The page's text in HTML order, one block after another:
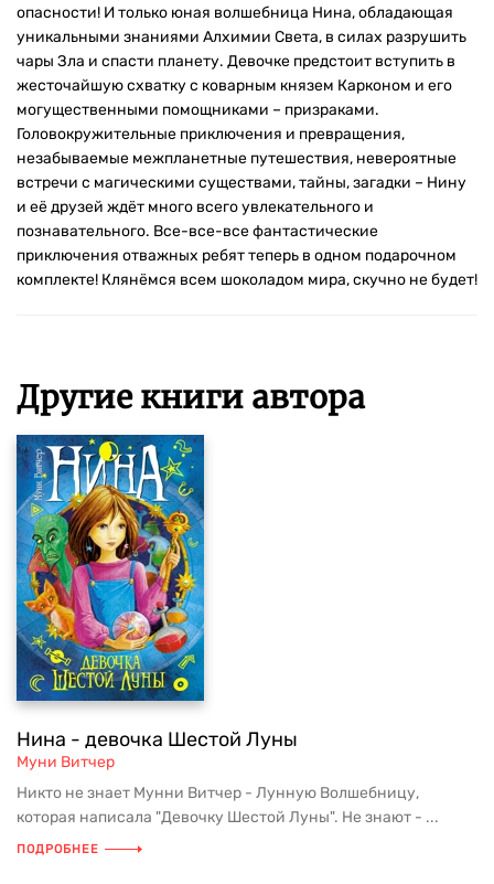
опасности! И только юная волшебница Нина, обладающая
уникальными знаниями Алхимии Света, в силах разрушить
чары Зла и спасти планету. Девочке предстоит вступить в
жесточайшую схватку с коварным князем Карконом и его
могущественными помощниками – призраками.
Головокружительные приключения и превращения,
незабываемые межпланетные путешествия, невероятные
встречи с магическими существами, тайны, загадки – Нину
и её друзей ждёт много всего увлекательного и
познавательного. Все-все-все фантастические
приключения отважных ребят теперь в одном подарочном
комплекте! Клянёмся всем шоколадом мира, скучно не будет!
Другие книги автора
Нина - девочка Шестой Луны
Муни Витчер
Никто не знает Мунни Витчер - Лунную Волшебницу,
которая написала "Девочку Шестой Луны". Не знают - ...
ПОДРОБНЕЕ